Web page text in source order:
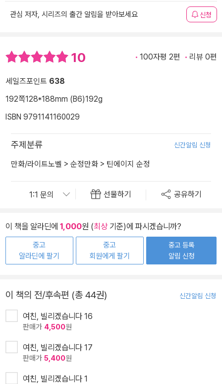
관심 저자, 시리즈의 출간 알림을 받아보세요 신청
10 100자평 2편 리뷰 0편
세일즈포인트 638
192쪽128*188mm (B6)192g
ISBN 9791141160029
주제분류 신간알림 신청
만화/라이트노벨 > 순정만화 > 틴에이지 순정
선물하기 공유하기
이 책을 알라딘에 1,000원 (최상기준)에 파시겠습니까?
중고
알라딘에 팔기
중고
회원에게 팔기
중고 등록
알림 신청
이 책의 전/후속편 (총 44권) 신간알림 신청
여친, 빌리겠습니다 16
판매가 4,500원
여친, 빌리겠습니다 17
판매가 5,400원
여친, 빌리겠습니다 1